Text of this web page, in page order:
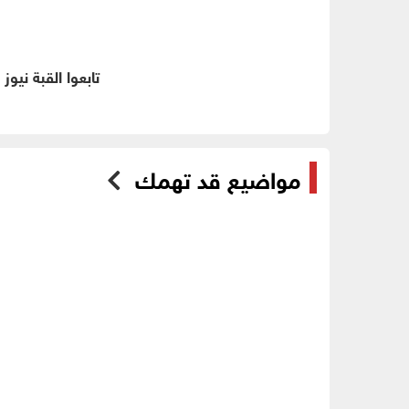
تابعوا القبة
مواضيع قد تهمك